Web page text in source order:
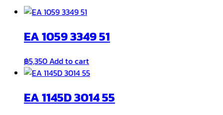
EA 1059 3349 51
฿5,350Add to cart
EA 1145D 3014 55